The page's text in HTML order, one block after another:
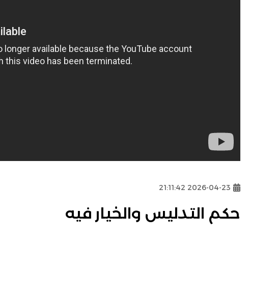
2026-04-23 21:11:42
حكم التدليس والخيار فيه